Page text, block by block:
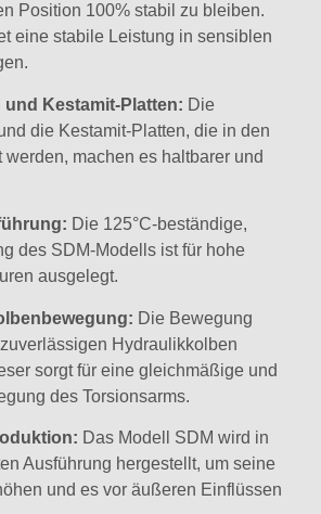
Position 100% stabil zu bleiben.
eine stabile Leistung in sensiblen
Kestamit-Platten: Die
die Kestamit-Platten, die in den
werden, machen es haltbarer und
Die 125°C-beständige,
des SDM-Modells ist für hohe
ausgelegt.
Die Bewegung
Hydraulikkolben
sorgt für eine gleichmäßige und
des Torsionsarms.
Das Modell SDM wird in
Ausführung hergestellt, um seine
und es vor äußeren Einflüssen